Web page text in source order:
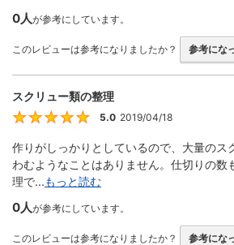
0人が参考にしています。
このレビューは参考になりましたか？ 参考にな
スクリュー類の整理
5
5.0 2019/04/18
作りがしっかりとしているので、大量のス
わむようなことはありません。仕切りの数
理で...もっと読む
0人が参考にしています。
このレビューは参考になりましたか？ 参考にな